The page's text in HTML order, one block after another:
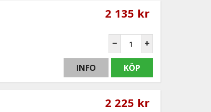
2 135 kr
INFO KÖP
2 225 kr